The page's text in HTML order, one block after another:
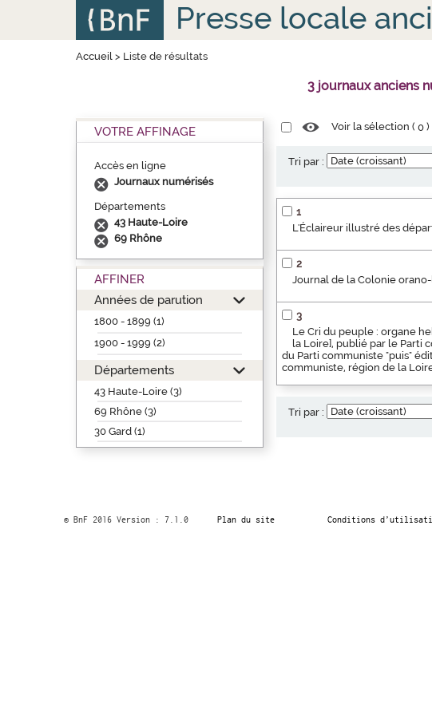
Presse locale
Accueil> Liste de résultats
3 journaux anciens
VOTRE AFFINAGE
Accès en ligne
Journaux numérisés
Départements
43 Haute-Loire
69 Rhône
AFFINER
Années de parution
1800 - 1899 (1)
1900 - 1999 (2)
Départements
43 Haute-Loire (3)
69 Rhône (3)
30 Gard (1)
Voir la sélection (0 )
Tri par :
1
L'Éclaireur illustré des
2
Journal de la Colonie
3
Le Cri du peuple : organe
la Loire], publié par le Parti
du Parti communiste "puis"
communiste, région de la
Tri par :
© BnF 2016 Version : 7.1.0 Plan du site Conditions
Panneau de gestion des cookies